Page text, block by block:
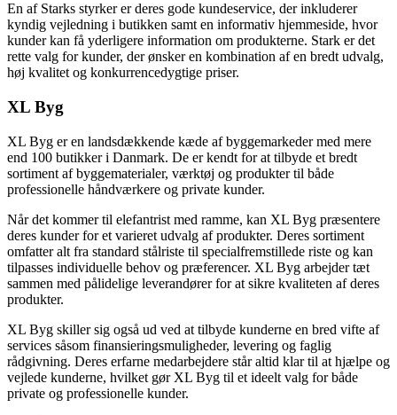
En af Starks styrker er deres gode kundeservice, der inkluderer
kyndig vejledning i butikken samt en informativ hjemmeside, hvor
kunder kan få yderligere information om produkterne. Stark er det
rette valg for kunder, der ønsker en kombination af en bredt udvalg,
høj kvalitet og konkurrencedygtige priser.
XL Byg
XL Byg er en landsdækkende kæde af byggemarkeder med mere
end 100 butikker i Danmark. De er kendt for at tilbyde et bredt
sortiment af byggematerialer, værktøj og produkter til både
professionelle håndværkere og private kunder.
Når det kommer til elefantrist med ramme, kan XL Byg præsentere
deres kunder for et varieret udvalg af produkter. Deres sortiment
omfatter alt fra standard stålriste til specialfremstillede riste og kan
tilpasses individuelle behov og præferencer. XL Byg arbejder tæt
sammen med pålidelige leverandører for at sikre kvaliteten af deres
produkter.
XL Byg skiller sig også ud ved at tilbyde kunderne en bred vifte af
services såsom finansieringsmuligheder, levering og faglig
rådgivning. Deres erfarne medarbejdere står altid klar til at hjælpe og
vejlede kunderne, hvilket gør XL Byg til et ideelt valg for både
private og professionelle kunder.